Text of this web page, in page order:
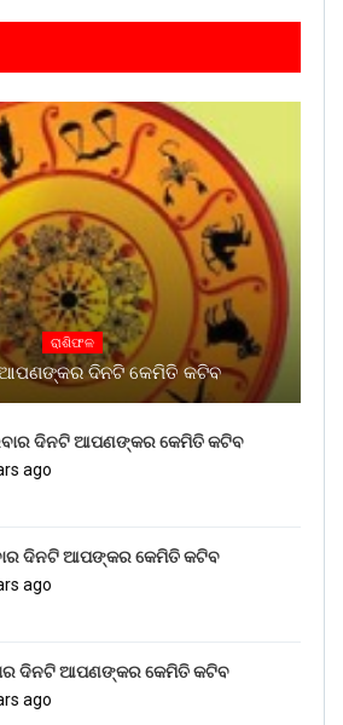
ରାଶିଫଳ
ଦିନଟି କେମିତି କଟିବ
ଦିନଟି ଆପଣଙ୍କର କେମିତି କଟିବ
ago
ଦିନଟି ଆପଙ୍କର କେମିତି କଟିବ
ago
ଦିନଟି ଆପଣଙ୍କର କେମିତି କଟିବ
ago